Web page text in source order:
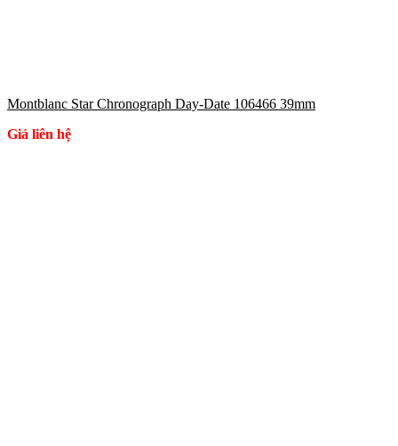
Montblanc Star Chronograph Day-Date 106466 39mm
Giá liên hệ